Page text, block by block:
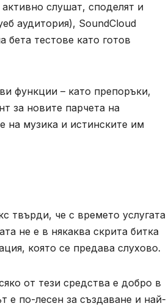
слушат, споделят и
аудитория), SoundCloud
бета тестове като готов
функции – като препоръки,
за новите парчета на
на музика и истинските им
твърди, че с времето услугата
не е в някаква скрита битка
която се предава слухово.
от тези средства е добро в
е по-лесен за създаване и най-